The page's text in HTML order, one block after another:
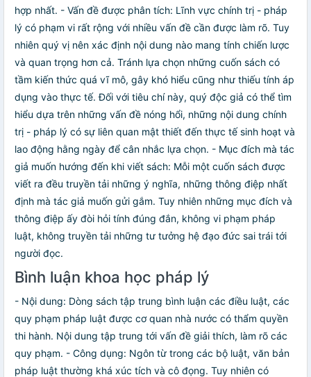
hợp nhất. - Vấn đề được phân tích: Lĩnh vực chính trị - pháp
lý có phạm vi rất rộng với nhiều vấn đề cần được làm rõ. Tuy
nhiên quý vị nên xác định nội dung nào mang tính chiến lược
và quan trọng hơn cả. Tránh lựa chọn những cuốn sách có
tầm kiến thức quá vĩ mô, gây khó hiểu cũng như thiếu tính áp
dụng vào thực tế. Đối với tiêu chí này, quý độc giả có thể tìm
hiểu dựa trên những vấn đề nóng hổi, những nội dung chính
trị - pháp lý có sự liên quan mật thiết đến thực tế sinh hoạt và
lao động hằng ngày để cân nhắc lựa chọn. - Mục đích mà tác
giả muốn hướng đến khi viết sách: Mỗi một cuốn sách được
viết ra đều truyền tải những ý nghĩa, những thông điệp nhất
định mà tác giả muốn gửi gắm. Tuy nhiên những mục đích và
thông điệp ấy đòi hỏi tính đúng đắn, không vi phạm pháp
luật, không truyền tải những tư tưởng hệ đạo đức sai trái tới
người đọc.
Bình luận khoa học pháp lý
- Nội dung: Dòng sách tập trung bình luận các điều luật, các
quy phạm pháp luật được cơ quan nhà nước có thẩm quyền
thi hành. Nội dung tập trung tới vấn đề giải thích, làm rõ các
quy phạm. - Công dụng: Ngôn từ trong các bộ luật, văn bản
pháp luật thường khá xúc tích và cô đọng. Tuy nhiên có